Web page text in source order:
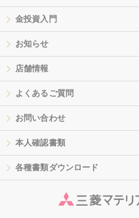
金投資入門
お知らせ
店舗情報
よくあるご質問
お問い合わせ
本人確認書類
各種書類ダウンロード